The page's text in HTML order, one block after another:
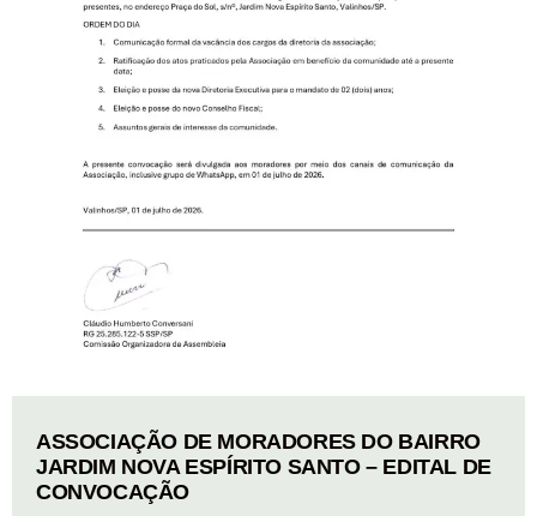
ASSOCIAÇÃO DE MORADORES DO BAIRRO
JARDIM NOVA ESPÍRITO SANTO – EDITAL DE
CONVOCAÇÃO